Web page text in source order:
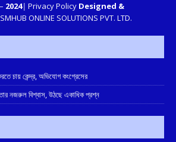
2024| Privacy Policy Designed &
ONLINE SOLUTIONS PVT. LTD.
চায় কেন্দ্র, অভিযোগ কংগ্রেসের
নজরুল বিশ্বাস, উঠছে একাধিক প্রশ্ন